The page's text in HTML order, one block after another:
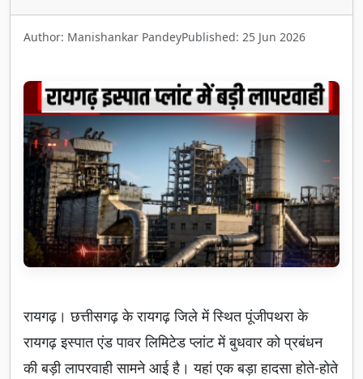
Author: Manishankar PandeyPublished: 25 Jun 2026
रायगढ़। छत्तीसगढ़ के रायगढ़ जिले में स्थित पूंजीपथरा के
रायगढ़ इस्पात एंड पावर लिमिटेड प्लांट में बुधवार को प्रबंधन
की बड़ी लापरवाही सामने आई है। यहां एक बड़ा हादसा होते-होते